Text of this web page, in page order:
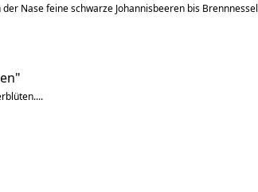
Nase feine schwarze Johannisbeeren bis Brennnessel